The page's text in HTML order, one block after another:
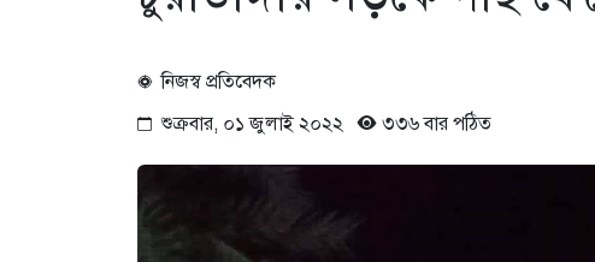
নিজস্ব প্রতিবেদক
শুক্রবার, ০১ জুলাই ২০২২
৩৩৬ বার পঠিত